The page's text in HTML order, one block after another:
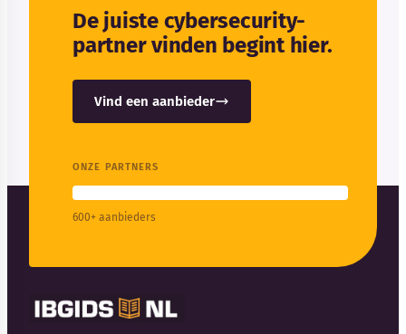
De juiste cybersecurity-
partner vinden begint hier.
Vind een aanbieder
ONZE PARTNERS
600+ aanbieders